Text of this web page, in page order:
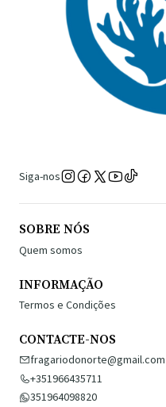
Siga-nos
SOBRE NÓS
Quem somos
INFORMAÇÃO
Termos e Condições
CONTACTE-NOS
fragariodonorte@gmail.com
+351966435711
351964098820